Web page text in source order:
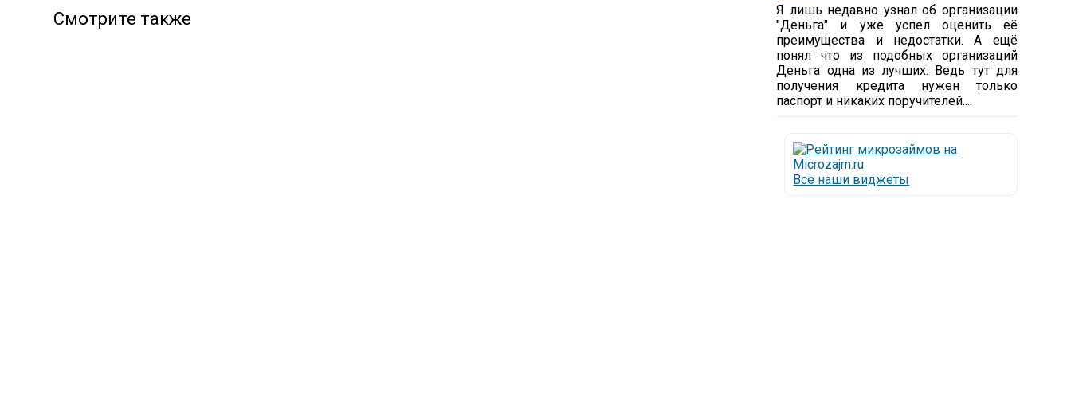
Смотрите также
Я лишь недавно узнал об организации
"Деньга" и уже успел оценить её
преимущества и недостатки. А ещё
понял что из подобных организаций
Деньга одна из лучших. Ведь тут для
получения кредита нужен только
паспорт и никаких поручителей....
Все наши виджеты